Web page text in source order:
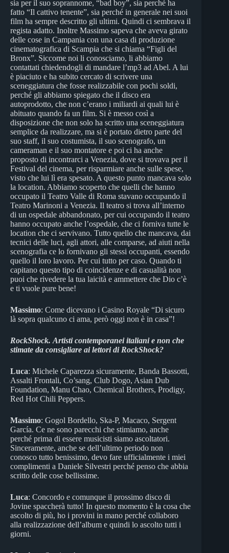
sia per il suo soprannome, “bad boy”, sia perché ha
fatto “Il cattivo tenente”, sia perché in generale nei suoi
film ha sempre descritto gli ultimi. Quindi ci sembrava il
regista adatto. Inoltre Massimo sapeva che aveva girato
delle cose in Campania con una casa di produzione
cinematografica di Scampia che si chiama “Figli del
Bronx”. Siccome noi li conosciamo, li abbiamo
contattati chiedendogli di mandare l’mp3 ad Abel. A lui
è piaciuto e ha subito cercato di scrivere una
sceneggiatura che fosse realizzabile con pochi soldi,
perché gli abbiamo spiegato che il disco era
autoprodotto, che non c’erano i miliardi ai quali lui è
abituato quando fa un film. Si è messo così a
disposizione che non solo ha scritto una sceneggiatura
semplice da realizzare, ma si è portato dietro parte del
suo staff, il suo costumista, il suo scenografo, un
cameraman e il suo montatore e poi ci ha anche
proposto di incontrarci a Venezia, dove si trovava per il
Festival del cinema, per risparmiare anche sulle spese,
visto che lui lì era spesato. A questo punto mancava solo
la location. Abbiamo scoperto che quelli che hanno
occupato il Teatro Valle di Roma stavano occupando il
Teatro Marinoni a Venezia. Il teatro si trova all’interno
di un ospedale abbandonato, per cui occupando il teatro
hanno occupato anche l’ospedale, che ci forniva tutte le
location che ci servivano. Tutto quello che mancava, dai
tecnici delle luci, agli attori, alle comparse, ad aiuti nella
scenografia ce lo fornivano gli stessi occupanti, essendo
quello il loro lavoro. Per cui tutto per caso. Quando ti
capitano questo tipo di coincidenze e di casualità non
puoi che rivedere la tua laicità e ammettere che Dio c’è
e ti vuole pure bene!
Massimo: Come dicevano i Casino Royale “Di sicuro
là sopra qualcuno ci ama, però oggi non è in casa”!
RockShock. Artisti contemporanei italiani e non che
stimate da consigliare ai lettori di RockShock?
Luca: Michele Caparezza sicuramente, Banda Bassotti,
Assalti Frontali, Co’sang, Club Dogo, Asian Dub
Foundation, Manu Chao, Chemical Brothers, Prodigy,
Red Hot Chili Peppers.
Massimo: Gogol Bordello, Ska-P, Macaco, Sergent
García. Ce ne sono parecchi che stimiamo, anche
perché prima di essere musicisti siamo ascoltatori.
Sinceramente, anche se dell’ultimo periodo non
conosco tutto benissimo, devo fare ufficialmente i miei
complimenti a Daniele Silvestri perché penso che abbia
scritto delle cose bellissime.
Luca: Concordo e comunque il prossimo disco di
Jovine spaccherà tutto! In questo momento è la cosa che
ascolto di più, ho i provini in mano perché collaboro
alla realizzazione dell’album e quindi lo ascolto tutti i
giorni.